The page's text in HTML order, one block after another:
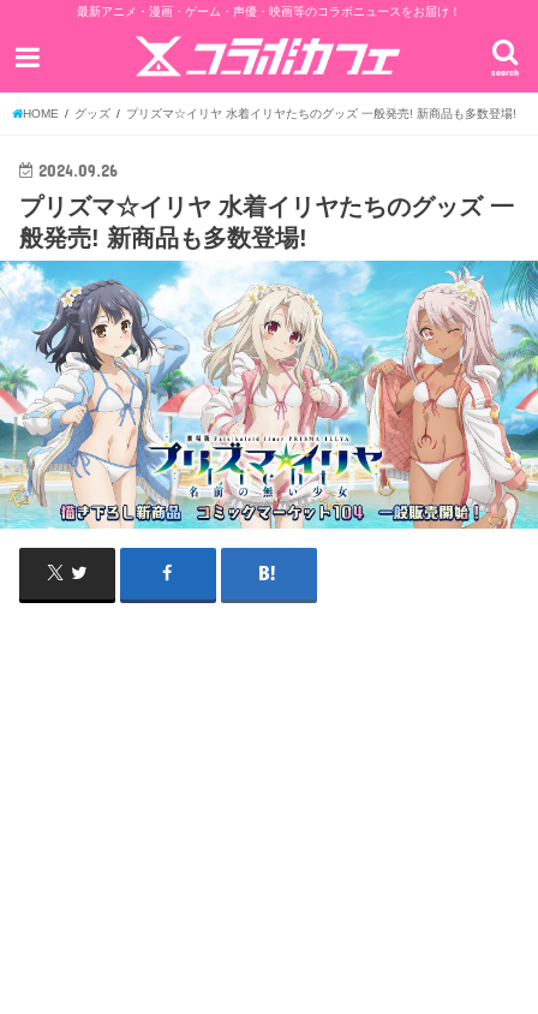
最新アニメ・漫画・ゲーム・声優・映画等のコラボニュースをお届け！
search
HOME グッズ プリズマ☆イリヤ 水着イリヤたちのグッズ 一般発売! 新商品も多数登場!
2024.09.26
プリズマ☆イリヤ 水着イリヤたちのグッズ 一
般発売! 新商品も多数登場!